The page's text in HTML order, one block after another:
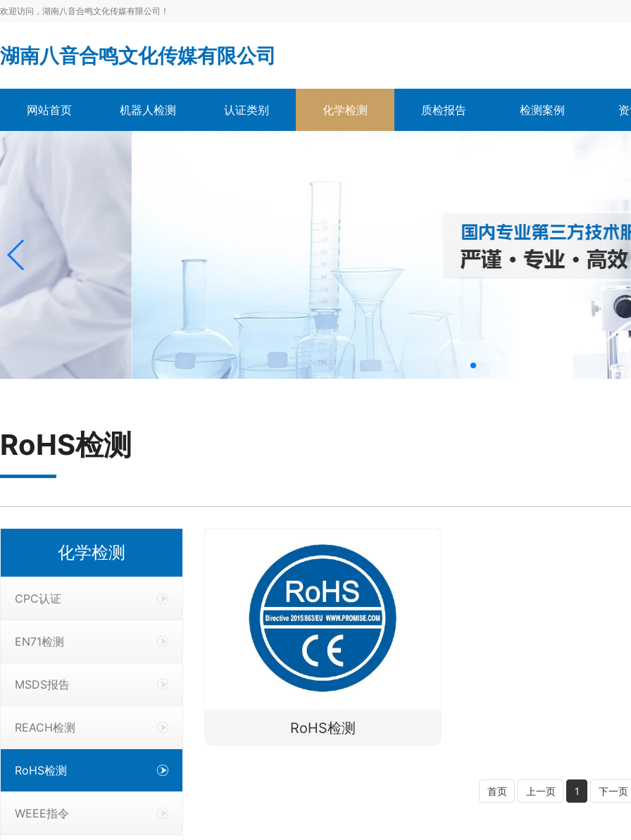
欢迎访问，湖南八音合鸣文化传媒有限公司！
湖南八音合鸣文化传媒有限公司
网站首页 机器人检测 认证类别 化学检测 质检报告 检测案例
RoHS检测
化学检测
CPC认证
EN71检测
MSDS报告
REACH检测
RoHS检测
WEEE指令
RoHS检测
首页 上一页 1 下一页